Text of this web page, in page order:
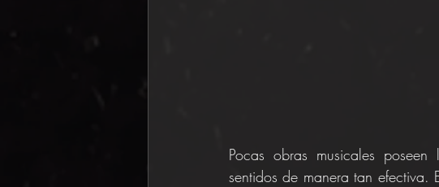
Pocas obras musicales
sentidos de manera tan efectiva.